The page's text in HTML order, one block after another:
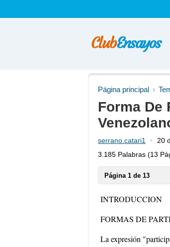
Página principal
Forma De
serrano.catari1
20
3.185 Palabras (13
Página 1 de 13
INTRODUCCION
FORMAS DE
La expresión